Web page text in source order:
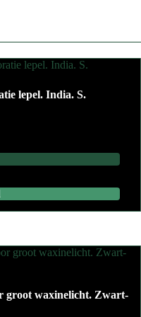
lepel. India. S.
groot waxinelicht. Zwart-